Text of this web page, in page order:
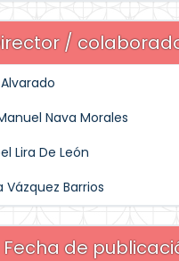
/
Nava Morales
Lira De León
Vázquez Barrios
Fecha de